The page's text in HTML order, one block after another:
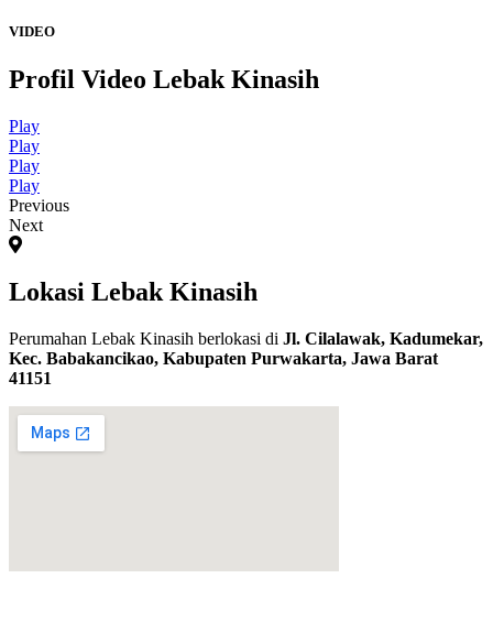
VIDEO
Profil Video Lebak Kinasih
Play
Play
Play
Play
Previous
Next
Lokasi Lebak Kinasih
Perumahan Lebak Kinasih berlokasi di Jl. Cilalawak, Kadumekar,
Kec. Babakancikao, Kabupaten Purwakarta, Jawa Barat
41151